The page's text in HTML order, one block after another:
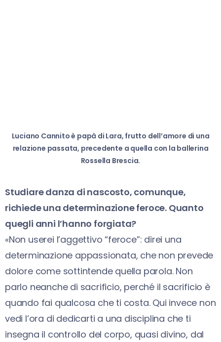
Luciano Cannito è papà di Lara, frutto dell’amore di una
relazione passata, precedente a quella con la ballerina
Rossella Brescia.
Studiare danza di nascosto, comunque,
richiede una determinazione feroce. Quanto
quegli anni l’hanno forgiata?
«Non userei l’aggettivo “feroce”: direi una
determinazione appassionata, che non prevede
dolore come sottintende quella parola. Non
parlo neanche di sacrificio, perché il sacrificio è
quando fai qualcosa che ti costa. Qui invece non
vedi l’ora di dedicarti a una disciplina che ti
insegna il controllo del corpo, quasi divino, dal